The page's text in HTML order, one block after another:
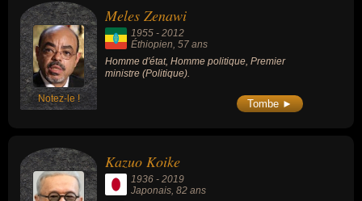
Notez-le !
Meles Zenawi
1955 - 2012
Éthiopien, 57 ans
Homme d'état, Homme politique, Premier
ministre (Politique).
Tombe ►
Kazuo Koike
1936 - 2019
Japonais, 82 ans